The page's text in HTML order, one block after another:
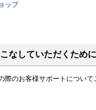
ップ
なしていただくために
際のお客様サポートについて